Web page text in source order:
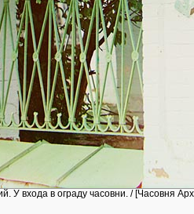
У входа в ограду часовни. / [Часовня